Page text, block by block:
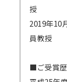
授
2019年10
員教授
■ご受賞歴